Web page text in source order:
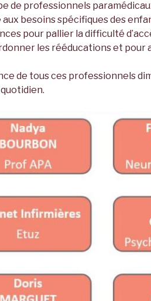
de professionnels
besoins spécifiques des
pour pallier la difficulté
les rééducations et pour
de tous ces professionnels